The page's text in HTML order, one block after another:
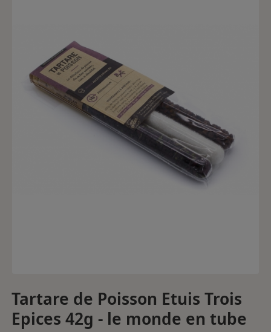
Tartare de Poisson Etuis Trois
Epices 42g - le monde en tube